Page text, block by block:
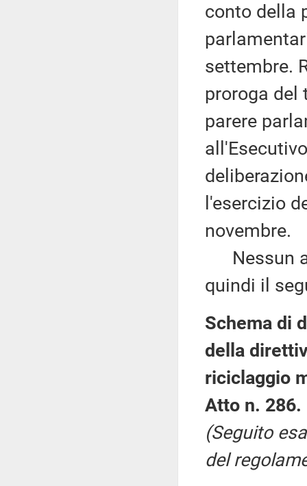
conto della
settembre.
proroga del
parere
l'esercizio
novembre.
Nessun
quindi il
Schema di
della
riciclaggio
Atto n. 286.
(Seguito
del